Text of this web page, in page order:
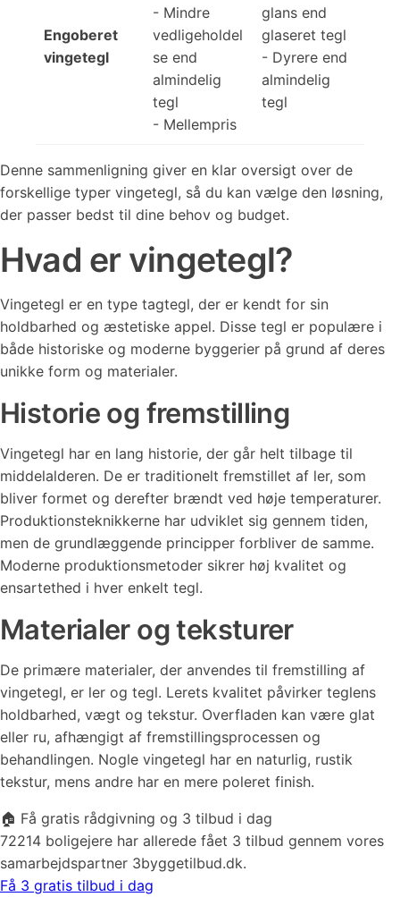
Engoberet
vingetegl
- Mindre
vedligeholdel
se end
almindelig
tegl
- Mellempris
glans end
glaseret tegl
- Dyrere end
almindelig
tegl
Denne sammenligning giver en klar oversigt over de
forskellige typer vingetegl, så du kan vælge den løsning,
der passer bedst til dine behov og budget.
Hvad er vingetegl?
Vingetegl er en type tagtegl, der er kendt for sin
holdbarhed og æstetiske appel. Disse tegl er populære i
både historiske og moderne byggerier på grund af deres
unikke form og materialer.
Historie og fremstilling
Vingetegl har en lang historie, der går helt tilbage til
middelalderen. De er traditionelt fremstillet af ler, som
bliver formet og derefter brændt ved høje temperaturer.
Produktionsteknikkerne har udviklet sig gennem tiden,
men de grundlæggende principper forbliver de samme.
Moderne produktionsmetoder sikrer høj kvalitet og
ensartethed i hver enkelt tegl.
Materialer og teksturer
De primære materialer, der anvendes til fremstilling af
vingetegl, er ler og tegl. Lerets kvalitet påvirker teglens
holdbarhed, vægt og tekstur. Overfladen kan være glat
eller ru, afhængigt af fremstillingsprocessen og
behandlingen. Nogle vingetegl har en naturlig, rustik
tekstur, mens andre har en mere poleret finish.
🏠 Få gratis rådgivning og 3 tilbud i dag
72214 boligejere har allerede fået 3 tilbud gennem vores
samarbejdspartner 3byggetilbud.dk.
Få 3 gratis tilbud i dag